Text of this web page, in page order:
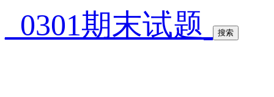
_0301期末试题
搜索